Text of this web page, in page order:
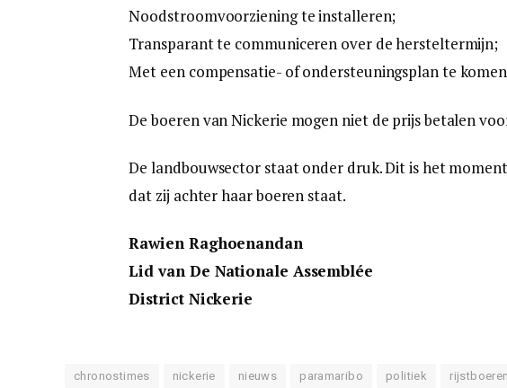
Noodstroomvoorziening te installeren;
Transparant te communiceren over de hersteltermijn;
Met een compensatie- of ondersteuningsplan te
De boeren van Nickerie mogen niet de prijs betalen
De landbouwsector staat onder druk. Dit is het
dat zij achter haar boeren staat.
Rawien Raghoenandan
Lid van De Nationale Assemblée
District Nickerie
chronostimes nickerie nieuws paramaribo politiek rijstboeren